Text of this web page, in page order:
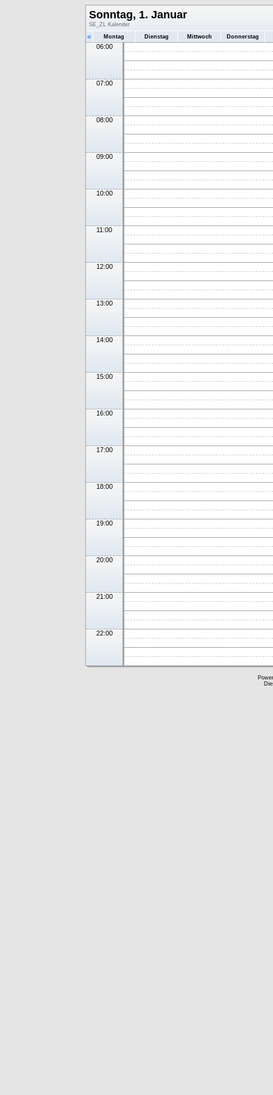
Sonntag, 1. Januar
SE_ZL Kalender
« Montag Dienstag Mittwoch Donnerstag
06:00
07:00
08:00
09:00
10:00
11:00
12:00
13:00
14:00
15:00
16:00
17:00
18:00
19:00
20:00
21:00
22:00